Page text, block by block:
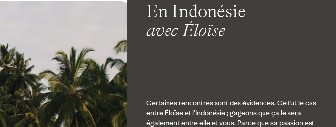
En Indonésie
avec Éloïse
Certaines rencontres sont des évidences. Ce fut le cas
entre Éloïse et l’Indonésie ; gageons que ça le sera
également entre elle et vous. Parce que sa passion est